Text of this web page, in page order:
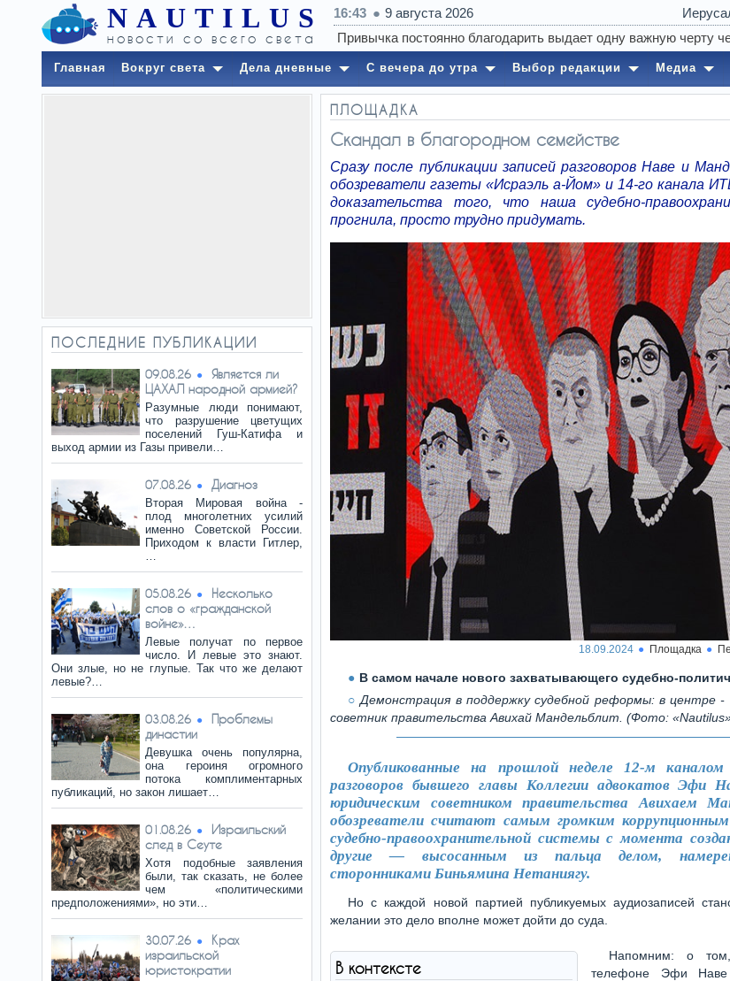
NAUTILUS
новости со всего света
16:43 9 августа 2026
Главная Вокруг света Дела дневные С вечера до утра Выбор редакции Медиа
ПОСЛЕДНИЕ ПУБЛИКАЦИИ
09.08.26
Является ли
ЦАХАЛ народной армией?
Разумные люди понимают,
что разрушение цветущих
поселений Гуш-Катифа и
выход армии из Газы привели…
07.08.26 Диагноз
Вторая Мировая война -
плод многолетних усилий
именно Советской России.
Приходом к власти Гитлер,
…
05.08.26
Несколько
слов о «гражданской
войне»…
Левые получат по первое
число. И левые это знают.
Они злые, но не глупые. Так что же делают
левые?…
03.08.26
Проблемы
династии
Девушка очень популярна,
она героиня огромного
потока комплиментарных
публикаций, но закон лишает…
01.08.26
Израильский
след в Сеуте
Хотя подобные заявления
были, так сказать, не более
чем «политическими
предположениями», но эти…
30.07.26
Крах
израильской
юристократии
ПЛОЩАДКА
Скандал в благородном семействе
Сразу после публикации записей разговоров Наве и
обозреватели газеты «Исраэль а-Йом» и 14-го канала
доказательства того, что наша судебно-
прогнила, просто трудно придумать.
18.09.2024 Площадка
В самом начале нового захватывающего судебно-
Демонстрация в поддержку судебной реформы: в центре -
советник правительства Авихай Мандельблит. (Фото:
Опубликованные на прошлой неделе 12-м
разговоров бывшего главы Коллегии адвокатов
юридическим советником правительства Авихаем
обозреватели считают самым громким коррупционным
судебно-правоохранительной системы с момента
другие — высосанным из пальца делом,
сторонниками Биньямина Нетаниягу.
Но с каждой новой партией публикуемых аудиозаписей
желании это дело вполне может дойти до суда.
В контексте
Напомним: о
телефоне Эфи Наве